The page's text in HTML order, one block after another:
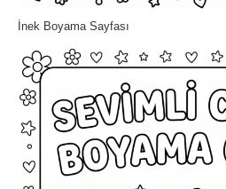
İnek Boyama Sayfası